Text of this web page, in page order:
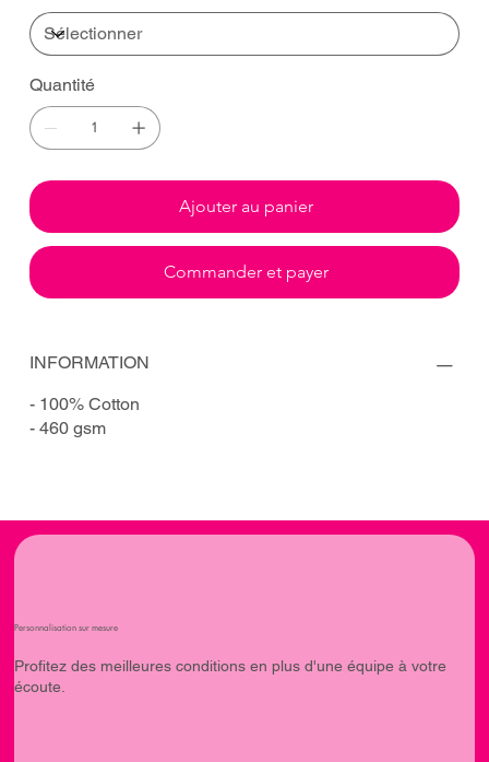
Quantité
Ajouter au panier
Commander et payer
INFORMATION
- 100% Cotton
- 460 gsm
Personnalisation sur mesure
Profitez des meilleures conditions en plus d'une équipe à votre
écoute.